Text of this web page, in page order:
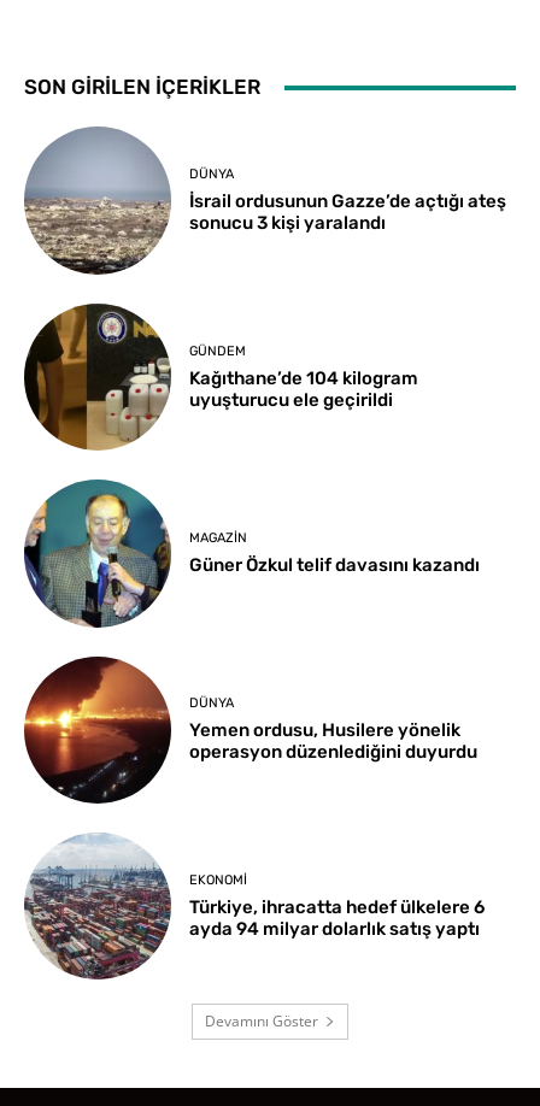
SON GİRİLEN İÇERİKLER
DÜNYA
İsrail ordusunun Gazze’de açtığı ateş
sonucu 3 kişi yaralandı
GÜNDEM
Kağıthane’de 104 kilogram
uyuşturucu ele geçirildi
MAGAZIN
Güner Özkul telif davasını kazandı
DÜNYA
Yemen ordusu, Husilere yönelik
operasyon düzenlediğini duyurdu
EKONOMI
Türkiye, ihracatta hedef ülkelere 6
ayda 94 milyar dolarlık satış yaptı
Devamını Göster